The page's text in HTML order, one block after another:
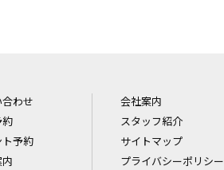
わせ
予約
会社案内
スタッフ紹介
サイトマップ
プライバシーポリシー